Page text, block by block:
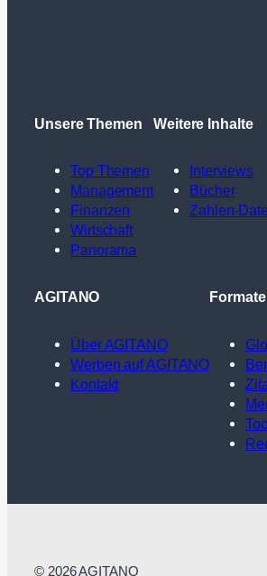
Unsere Themen
Top Themen
Management
Finanzen
Wirtschaft
Panorama
Weitere Inhalte
Interviews
Bücher
Zahlen-
AGITANO
Über AGITANO
Werben auf AGITANO
Kontakt
Formate
© 2026 AGITANO